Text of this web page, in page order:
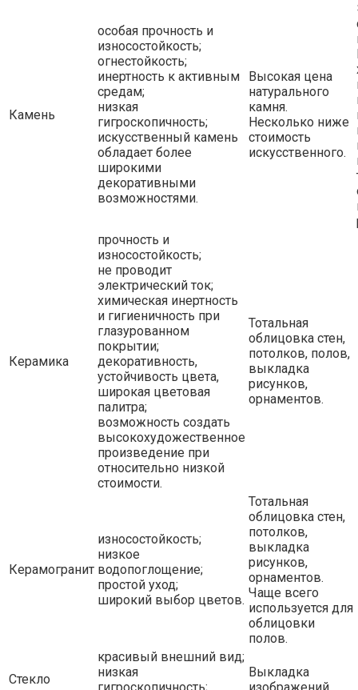
Камень
особая прочность и
износостойкость;
огнестойкость;
инертность к активным
средам;
низкая
гигроскопичность;
искусственный камень
обладает более
широкими
декоративными
возможностями.
Высокая цена
натурального
камня.
Несколько ниже
стоимость
искусственного.
Керамика
прочность и
износостойкость;
не проводит
электрический ток;
химическая инертность
и гигиеничность при
глазурованном
покрытии;
декоративность,
устойчивость цвета,
широкая цветовая
палитра;
возможность создать
высокохудожественное
произведение при
относительно низкой
стоимости.
Тотальная
облицовка стен,
потолков, полов,
выкладка
рисунков,
орнаментов.
Керамогранит
износостойкость;
низкое
водопоглощение;
простой уход;
широкий выбор цветов.
Тотальная
облицовка стен,
потолков,
выкладка
рисунков,
орнаментов.
Чаще всего
используется для
облицовки
полов.
Стекло
красивый внешний вид;
низкая
Выкладка